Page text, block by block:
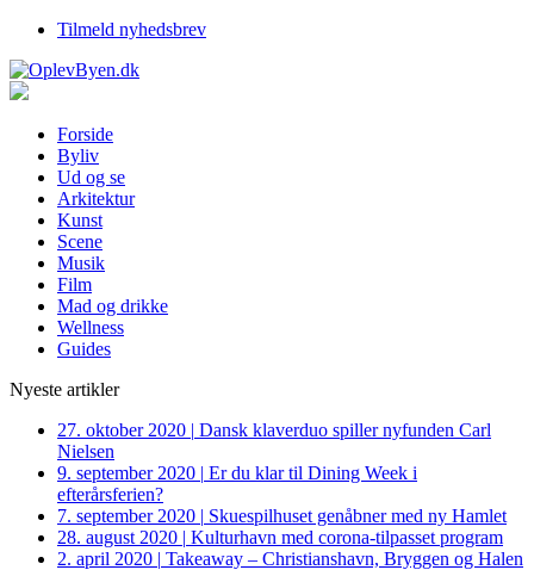
Tilmeld nyhedsbrev
Forside
Byliv
Ud og se
Arkitektur
Kunst
Scene
Musik
Film
Mad og drikke
Wellness
Guides
Nyeste artikler
27. oktober 2020 | Dansk klaverduo spiller nyfunden Carl
Nielsen
9. september 2020 | Er du klar til Dining Week i
efterårsferien?
7. september 2020 | Skuespilhuset genåbner med ny Hamlet
28. august 2020 | Kulturhavn med corona-tilpasset program
2. april 2020 | Takeaway – Christianshavn, Bryggen og Halen